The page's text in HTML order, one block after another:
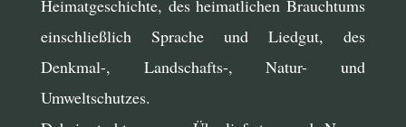
Heimatgeschichte, des heimatlichen Brauchtums
einschließlich Sprache und Liedgut, des
Denkmal-, Landschafts-, Natur- und
Umweltschutzes.